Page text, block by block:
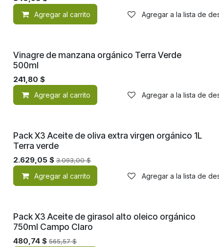
Agregar al carrito Agregar a la lista de
Orgánico
Vinagre de manzana orgánico Terra Verde
500ml
241,80 $
Agregar al carrito Agregar a la lista de
Pack X3 Aceite de oliva extra virgen orgánico 1L
Terra verde
2.629,05 $ 3.093,00$
Agregar al carrito Agregar a la lista de
Pack X3 Aceite de girasol alto oleico orgánico
750ml Campo Claro
480,74 $ 565,57$